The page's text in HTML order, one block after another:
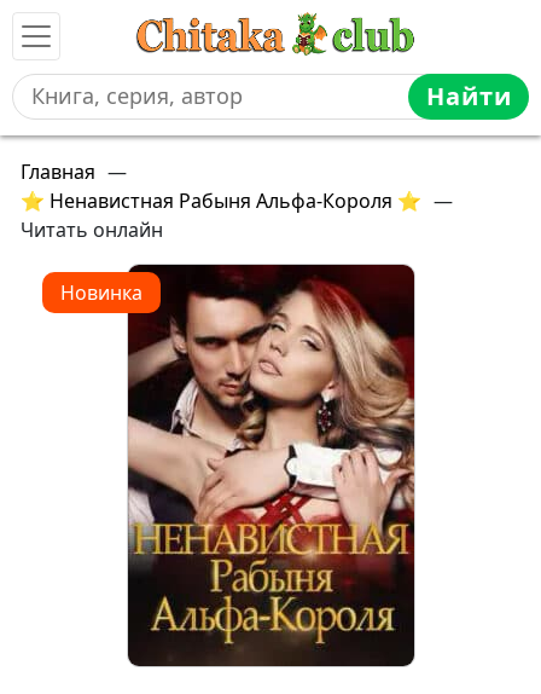
Найти
Главная —
⭐ Ненавистная Рабыня Альфа-Короля ⭐ —
Читать онлайн
Новинка